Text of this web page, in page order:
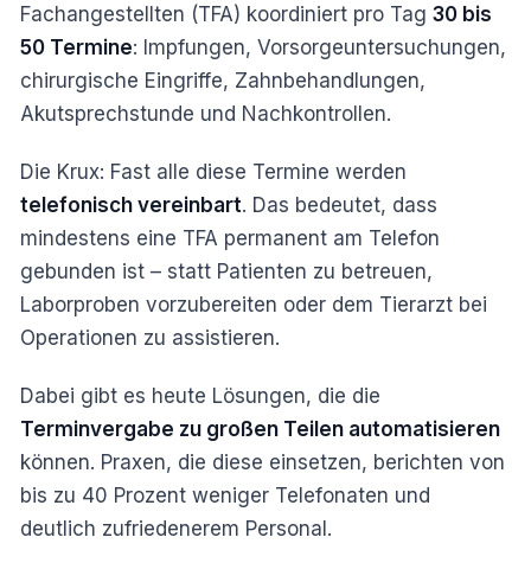
Fachangestellten (TFA) koordiniert pro Tag 30 bis
50 Termine: Impfungen, Vorsorgeuntersuchungen,
chirurgische Eingriffe, Zahnbehandlungen,
Akutsprechstunde und Nachkontrollen.
Die Krux: Fast alle diese Termine werden
telefonisch vereinbart. Das bedeutet, dass
mindestens eine TFA permanent am Telefon
gebunden ist – statt Patienten zu betreuen,
Laborproben vorzubereiten oder dem Tierarzt bei
Operationen zu assistieren.
Dabei gibt es heute Lösungen, die die
Terminvergabe zu großen Teilen automatisieren
können. Praxen, die diese einsetzen, berichten von
bis zu 40 Prozent weniger Telefonaten und
deutlich zufriedenerem Personal.